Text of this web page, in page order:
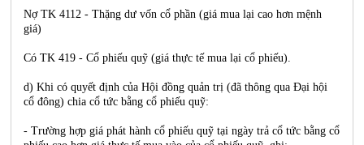
Nợ TK 4112 - Thặng dư vốn cổ phần (giá mua lại cao hơn mệnh
giá)
Có TK 419 - Cổ phiếu quỹ (giá thực tế mua lại cổ phiếu).
d) Khi có quyết định của Hội đồng quản trị (đã thông qua Đại hội
cổ đông) chia cổ tức bằng cổ phiếu quỹ:
- Trường hợp giá phát hành cổ phiếu quỹ tại ngày trả cổ tức bằng cổ